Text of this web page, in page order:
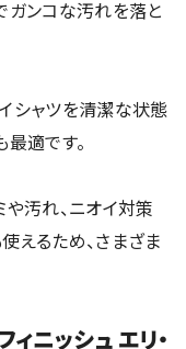
ツの黄ばみを落と
フィニッシュ』がお
アルカリ性の酸素系